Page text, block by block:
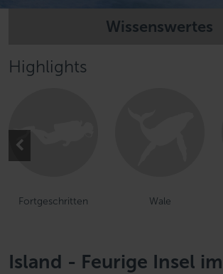
Wissenswertes
Highlights
Fortgeschritten Wale
Island - Feurige Insel